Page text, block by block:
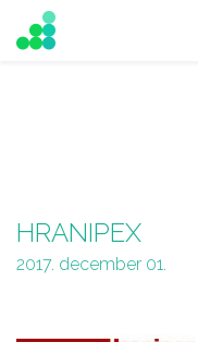
HRANIPEX
2017. december 01.